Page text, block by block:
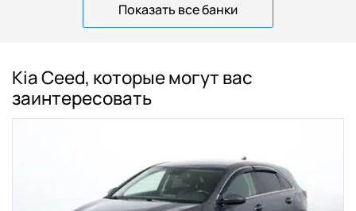
Показать все банки
Kia Ceed, которые могут вас
заинтересовать